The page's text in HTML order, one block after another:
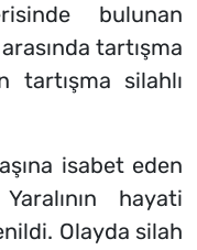
bulunan
tartışma
tartışma silahlı
isabet eden
hayati
Olayda silah